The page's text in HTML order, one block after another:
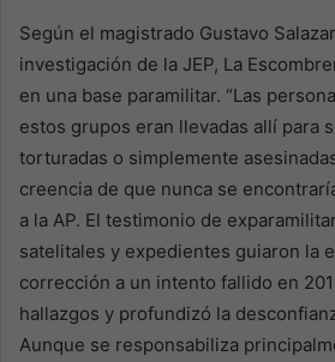
Según el magistrado Gustavo
investigación de la JEP, La
en una base paramilitar. “Las
estos grupos eran llevadas allí para
torturadas o simplemente
creencia de que nunca se
a la AP. El testimonio de
satelitales y expedientes guiaron la
corrección a un intento fallido en
hallazgos y profundizó la
Aunque se responsabiliza